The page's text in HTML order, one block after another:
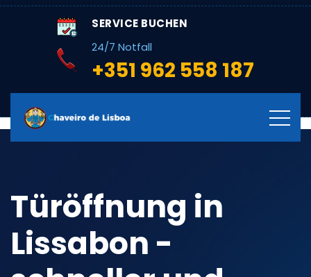
SERVICE BUCHEN
24/7 Notfall
+351 962 558 187
Türöffnung in
Lissabon -